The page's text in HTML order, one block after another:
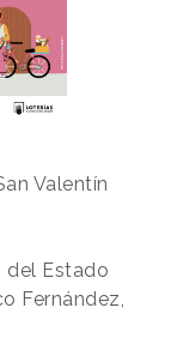
Valentín
del Estado
Fernández,